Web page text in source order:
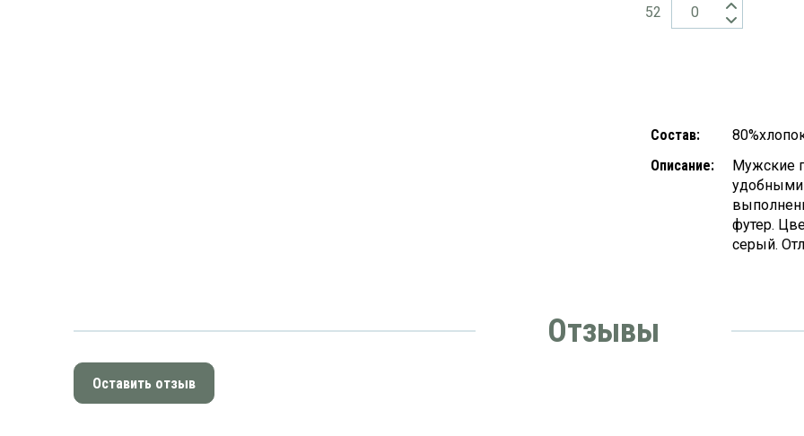
52
Состав:
Описание:
Мужские
футер.
серый.
Отзывы
Оставить отзыв